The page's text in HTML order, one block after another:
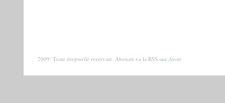
2009. Toate drepturile rezervate. Abonati-va la RSS sau Atom